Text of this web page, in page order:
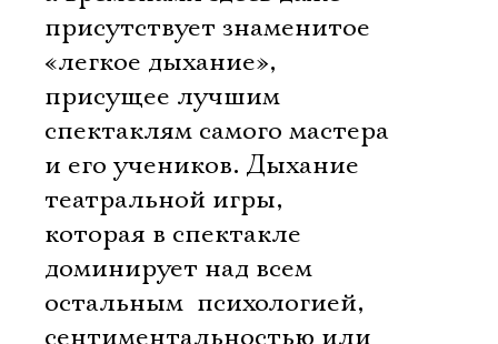
присутствует знаменитое
«легкое дыхание»,
присущее лучшим
спектаклям самого мастера
и его учеников. Дыхание
театральной игры,
которая в спектакле
доминирует над всем
остальным  психологией,
сентиментальностью или